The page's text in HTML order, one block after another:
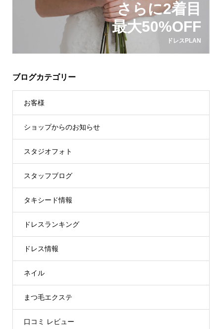
さらに2着目
最大50%OFF
ドレスPLAN
ブログカテゴリー
お客様
ショップからのお知らせ
スタジオフォト
スタッフブログ
タキシード情報
ドレスランキング
ドレス情報
ネイル
まつ毛エクステ
口コミ レビュー